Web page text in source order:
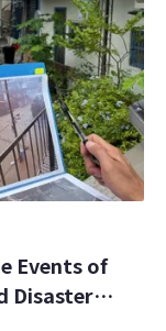
木系游景雲教
台灣面對強降雨
「強度與節奏」
加，但降雨條件
來
Events of
Disaster